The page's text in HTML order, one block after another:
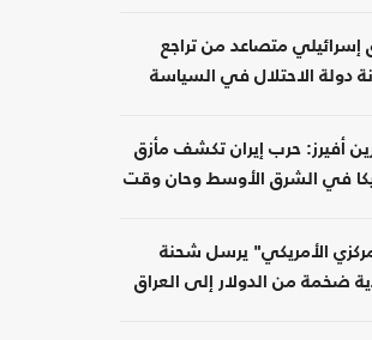
إسرائيلي متصاعد من تراجع
دولة الاحتلال في السياسة
أفيرز: حرب إيران تكشف مأزق
في الشرق الأوسط وحان وقت
الأمريكي" يرسل شحنة
ضخمة من الدولار إلى العراق